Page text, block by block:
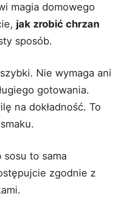
magia domowego
jak zrobić chrzan
sposób.
Nie wymaga ani
gotowania.
na dokładność. To
to sama
zgodnie z